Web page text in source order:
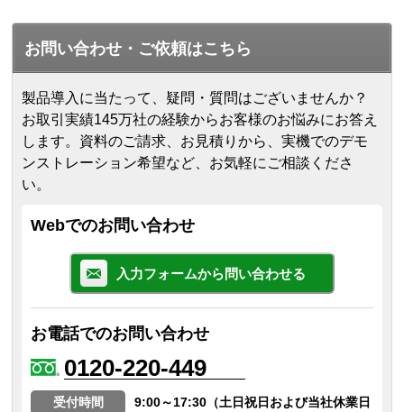
お問い合わせ・ご依頼はこちら
製品導入に当たって、疑問・質問はございませんか？
お取引実績145万社の経験からお客様のお悩みにお答え
します。 資料のご請求、お見積りから、実機でのデモ
ンストレーション希望など、お気軽にご相談くださ
い。
Webでのお問い合わせ
入力フォームから問い合わせる
お電話でのお問い合わせ
0120-220-449
受付時間
9:00～17:30（土日祝日および当社休業日